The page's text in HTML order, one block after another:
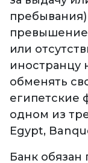
превышение
или
иностранцу
обменять
египетские
одном из
Egypt,
Банк